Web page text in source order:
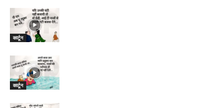
कार्टून
कार्टून